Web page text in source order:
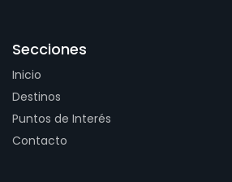
Secciones
Inicio
Destinos
Puntos de Interés
Contacto